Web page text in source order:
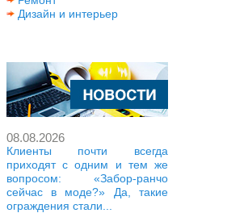
Дизайн и интерьер
08.08.2026
Клиенты почти всегда
приходят с одним и тем же
вопросом: «Забор-ранчо
сейчас в моде?» Да, такие
ограждения стали...